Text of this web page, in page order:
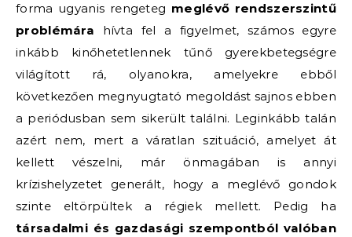
forma ugyanis rengeteg meglévő rendszerszintű
problémára hívta fel a figyelmet, számos egyre
inkább kinőhetetlennek tűnő gyerekbetegségre
világított rá, olyanokra, amelyekre ebből
következően megnyugtató megoldást sajnos ebben
a periódusban sem sikerült találni. Leginkább talán
azért nem, mert a váratlan szituáció, amelyet át
kellett vészelni, már önmagában is annyi
krízishelyzetet generált, hogy a meglévő gondok
szinte eltörpültek a régiek mellett. Pedig ha
társadalmi és gazdasági szempontból valóban